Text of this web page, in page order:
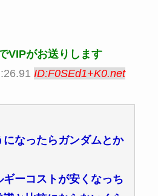
VIPがお送りします
ID:F0SEd1+K0.net
なったらガンダムとか
ーコストが安くなっち